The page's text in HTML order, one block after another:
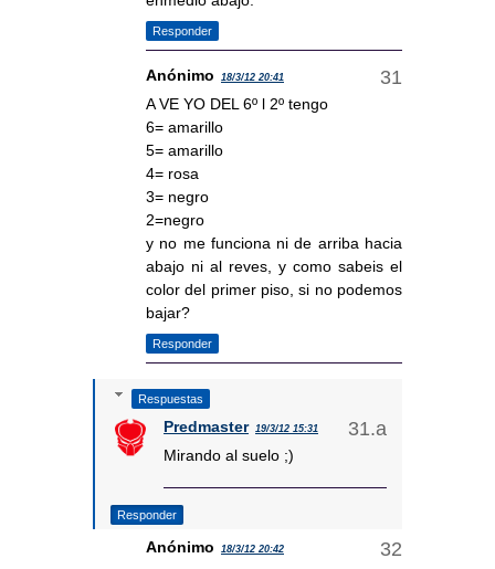
Responder
Anónimo 18/3/12 20:41
A VE YO DEL 6º l 2º tengo
6= amarillo
5= amarillo
4= rosa
3= negro
2=negro
y no me funciona ni de arriba hacia
abajo ni al reves, y como sabeis el
color del primer piso, si no podemos
bajar?
Responder
Respuestas
Predmaster 19/3/12 15:31
Mirando al suelo ;)
Responder
Anónimo 18/3/12 20:42